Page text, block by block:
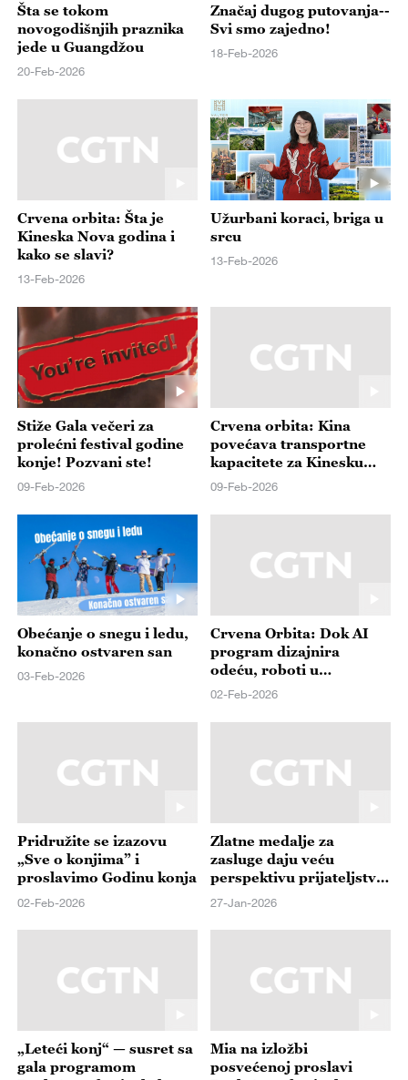
Šta se tokom
novogodišnjih praznika
jede u Guangdžou
20-Feb-2026
Značaj dugog putovanja--
Svi smo zajedno!
18-Feb-2026
Crvena orbita: Šta je
Kineska Nova godina i
kako se slavi?
13-Feb-2026
Užurbani koraci, briga u
srcu
13-Feb-2026
Stiže Gala večeri za
prolećni festival godine
konje! Pozvani ste!
09-Feb-2026
Crvena orbita: Kina
povećava transportne
kapacitete za Kinesku
Novu godinu, dok Kinezi
predstavljajući kulturu i
09-Feb-2026
Obećanje o snegu i ledu,
konačno ostvaren san
03-Feb-2026
Crvena Orbita: Dok AI
program dizajnira
odeću, roboti u
restoranu u Hangdžouu
različitih jela
02-Feb-2026
Pridružite se izazovu
„Sve o konjima” i
proslavimo Godinu konja
02-Feb-2026
Zlatne medalje za
zasluge daju veću
perspektivu prijateljstvu
između Kine i Srbije
27-Jan-2026
„Leteći konj“ — susret sa
gala programom
Mia na izložbi
posvećenoj proslavi